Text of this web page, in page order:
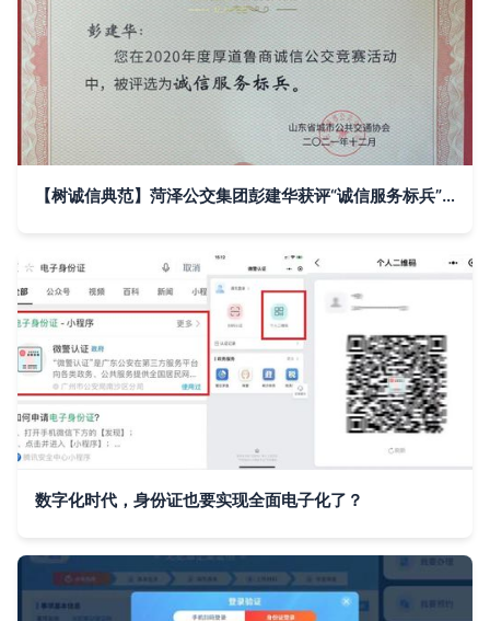
【树诚信典范】菏泽公交集团彭建华获评“诚信服务标兵” 打造诚信交通的新标杆
数字化时代，身份证也要实现全面电子化了？